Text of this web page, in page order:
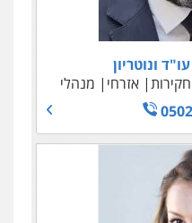
ונוטריון
אזרחי
מנהלי